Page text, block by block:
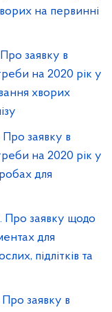
на первинні
заявку в
на 2020 рік у
хворих
заявку в
на 2020 рік у
для
Про заявку щодо
для
підлітків та
заявку в